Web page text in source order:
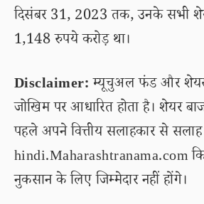
दिसंबर 31, 2023 तक, उनके सभी
1,148 रुपये करोड़ था।
Disclaimer:म्यूचुअल फंड और शेयर
जोखिम पर आधारित होता है। शेयर
पहले अपने वित्तीय सलाहकार से
hindi.Maharashtranama.com
नुकसान के लिए जिम्मेदार नहीं होंगे।